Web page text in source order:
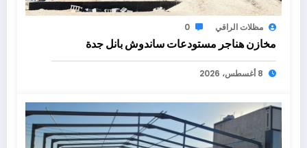
مظلات الراقي 0
مخازن هناجر مستودعات ساندوش بانل جدة
8 أغسطس، 2026